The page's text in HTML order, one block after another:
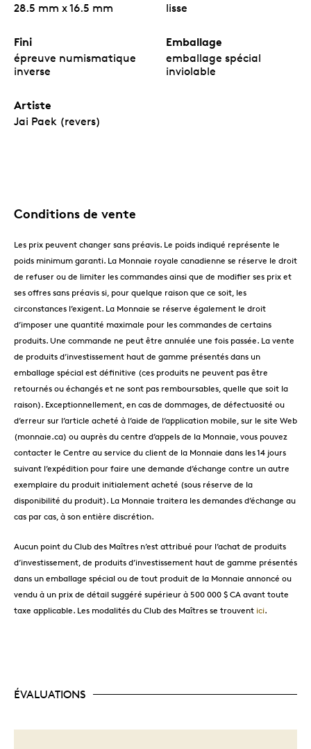
28.5 mm x 16.5 mm lisse
Fini
épreuve numismatique
inverse
Emballage
emballage spécial
inviolable
Artiste
Jai Paek (revers)
Conditions de vente
Les prix peuvent changer sans préavis. Le poids indiqué représente le
poids minimum garanti. La Monnaie royale canadienne se réserve le droit
de refuser ou de limiter les commandes ainsi que de modifier ses prix et
ses offres sans préavis si, pour quelque raison que ce soit, les
circonstances l’exigent. La Monnaie se réserve également le droit
d’imposer une quantité maximale pour les commandes de certains
produits. Une commande ne peut être annulée une fois passée. La vente
de produits d’investissement haut de gamme présentés dans un
emballage spécial est définitive (ces produits ne peuvent pas être
retournés ou échangés et ne sont pas remboursables, quelle que soit la
raison). Exceptionnellement, en cas de dommages, de défectuosité ou
d’erreur sur l’article acheté à l’aide de l’application mobile, sur le site Web
(monnaie.ca) ou auprès du centre d’appels de la Monnaie, vous pouvez
contacter le Centre au service du client de la Monnaie dans les 14 jours
suivant l’expédition pour faire une demande d’échange contre un autre
exemplaire du produit initialement acheté (sous réserve de la
disponibilité du produit). La Monnaie traitera les demandes d’échange au
cas par cas, à son entière discrétion.
Aucun point du Club des Maîtres n’est attribué pour l’achat de produits
d’investissement, de produits d’investissement haut de gamme présentés
dans un emballage spécial ou de tout produit de la Monnaie annoncé ou
vendu à un prix de détail suggéré supérieur à 500 000 $ CA avant toute
taxe applicable. Les modalités du Club des Maîtres se trouvent ici.
ÉVALUATIONS